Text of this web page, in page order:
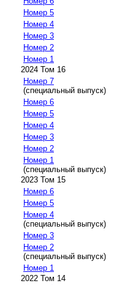
Номер 5
Номер 4
Номер 3
Номер 2
Номер 1
2024 Том 16
Номер 7
(специальный выпуск)
Номер 6
Номер 5
Номер 4
Номер 3
Номер 2
Номер 1
(специальный выпуск)
2023 Том 15
Номер 6
Номер 5
Номер 4
(специальный выпуск)
Номер 3
Номер 2
(специальный выпуск)
Номер 1
2022 Том 14